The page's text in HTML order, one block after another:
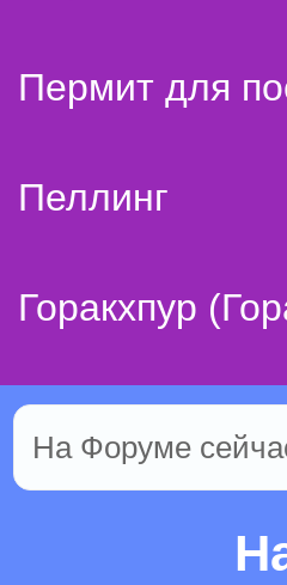
Пермит для
Пеллинг
Горакхпур
На Форуме